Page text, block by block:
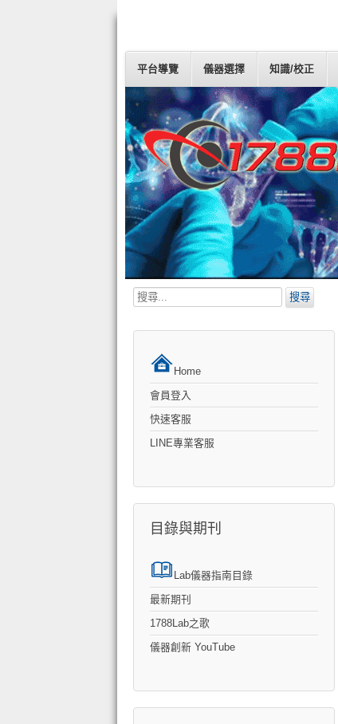
平台導覽 儀器選擇 知識/校正
搜
搜尋
Home
會員登入
快速客服
LINE專業客服
目錄與期刊
Lab儀器指南目錄
最新期刊
1788Lab之歌
儀器創新 YouTube